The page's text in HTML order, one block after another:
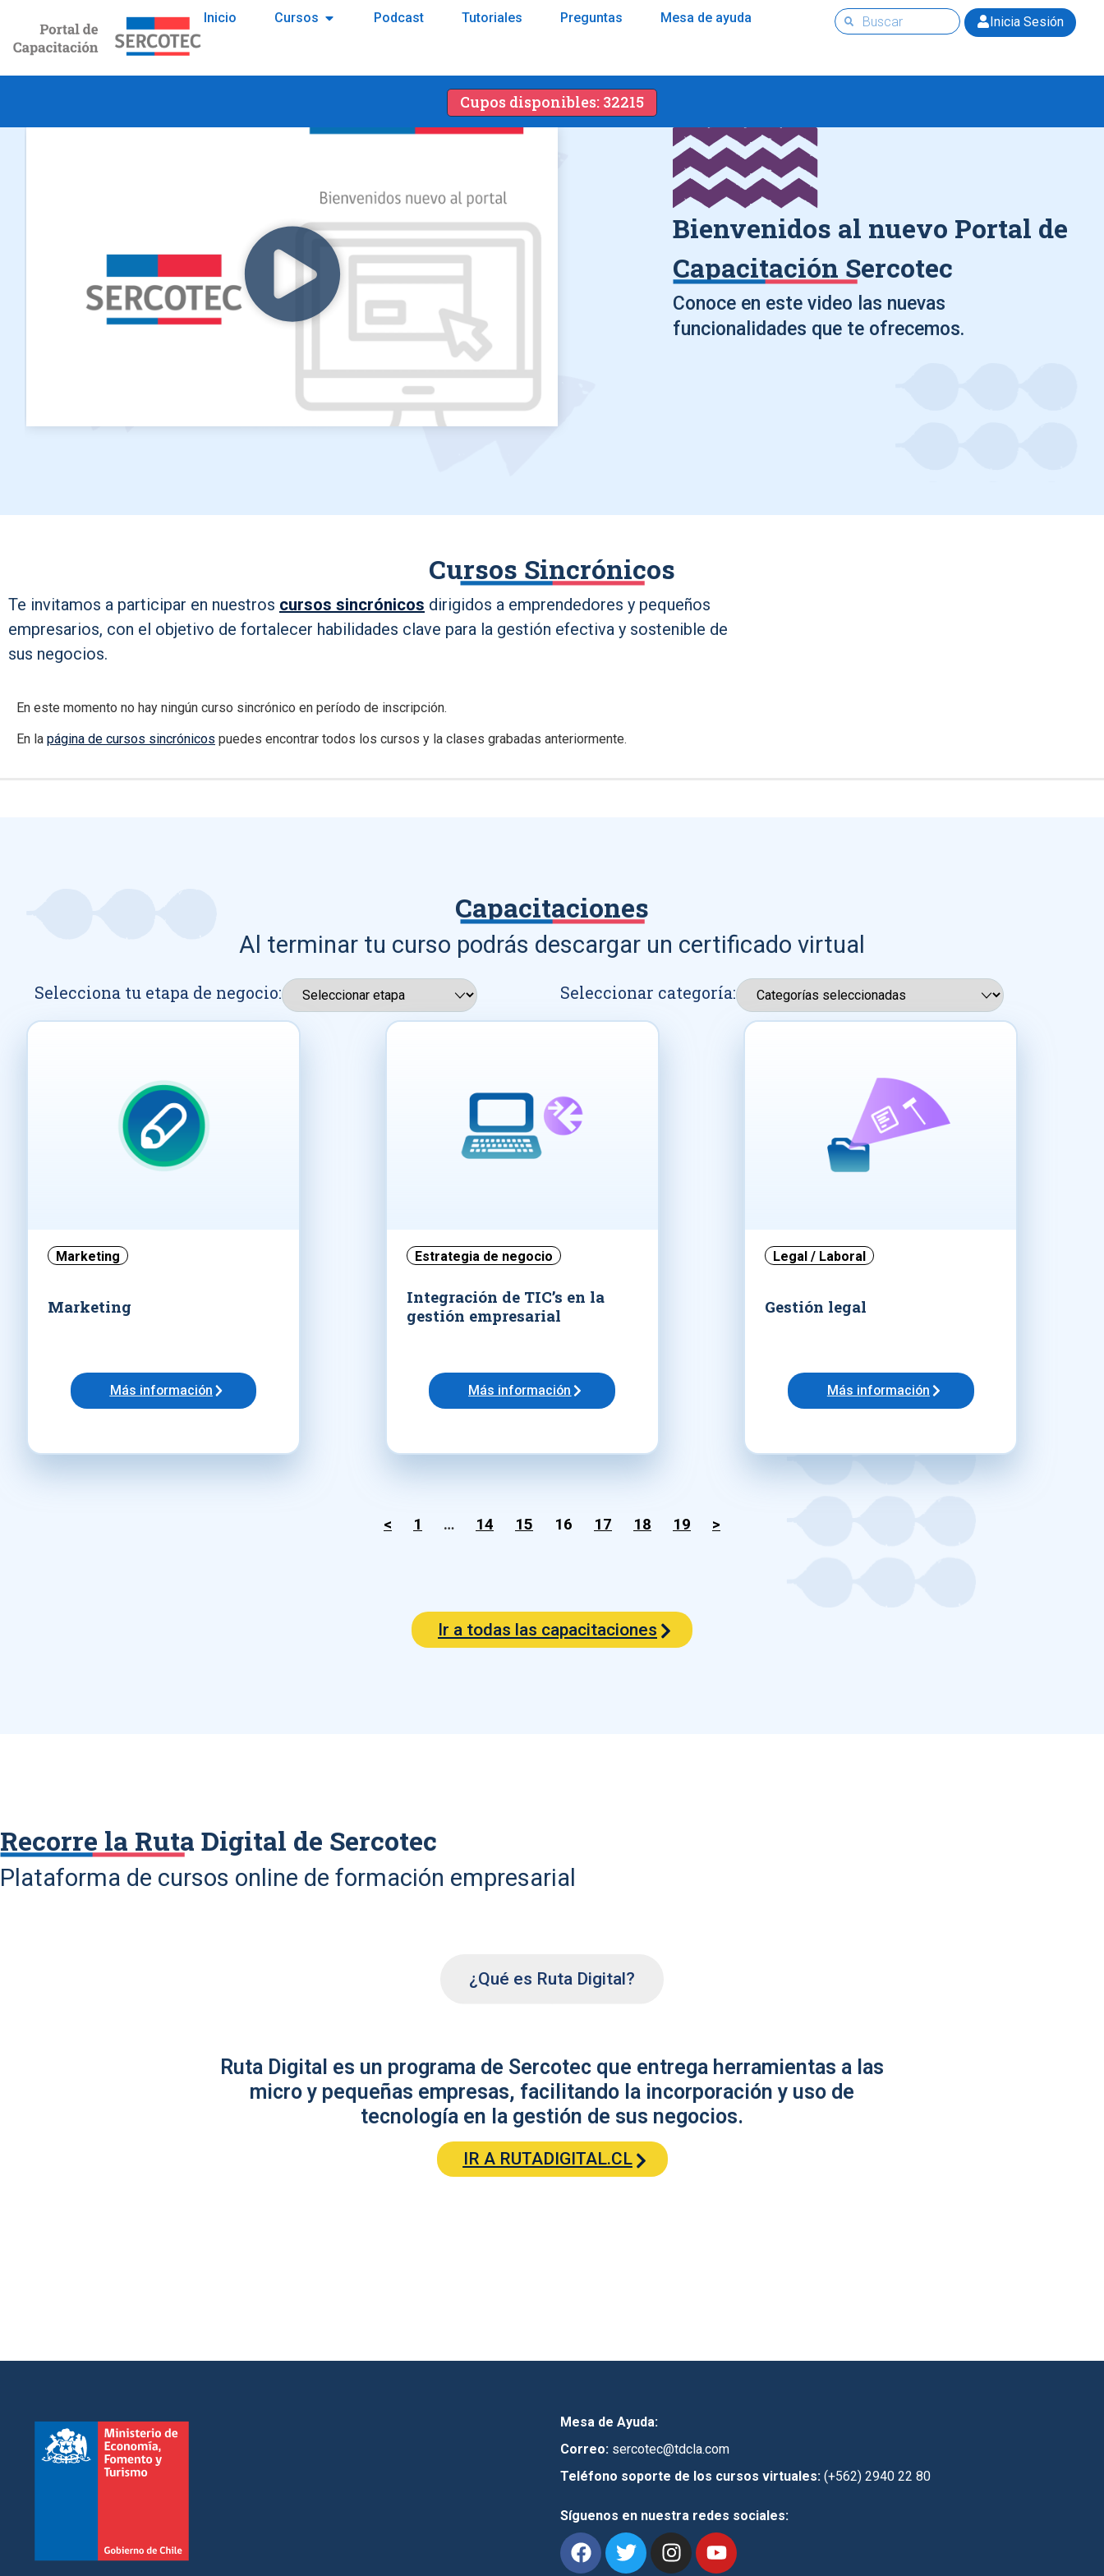
Inicio Cursos Podcast Tutoriales Preguntas Mesa de ayuda Inicia Sesión
Cupos disponibles: 32215
Bienvenidos al nuevo Portal de
Capacitación Sercotec
Conoce en este video las nuevas
funcionalidades que te ofrecemos.
Cursos Sincrónicos
Te invitamos a participar en nuestros cursos sincrónicos dirigidos a emprendedores y pequeños
empresarios, con el objetivo de fortalecer habilidades clave para la gestión efectiva y sostenible de
sus negocios.
En este momento no hay ningún curso sincrónico en período de inscripción.
En la página de cursos sincrónicos puedes encontrar todos los cursos y la clases grabadas anteriormente.
Capacitaciones
Al terminar tu curso podrás descargar un certificado virtual
Selecciona tu etapa de negocio: Seleccionar categoría:
Marketing
Marketing
Más información
Estrategia de negocio
Integración de TIC’s en la
gestión empresarial
Más información
Legal / Laboral
Gestión legal
Más información
< 1 … 14 15 16 17 18 19 >
Ir a todas las capacitaciones
Recorre la Ruta Digital de Sercotec
Plataforma de cursos online de formación empresarial
¿Qué es Ruta Digital?
Ruta Digital es un programa de Sercotec que entrega herramientas a las
micro y pequeñas empresas, facilitando la incorporación y uso de
tecnología en la gestión de sus negocios.
IR A RUTADIGITAL.CL
Mesa de Ayuda:
Correo: sercotec@tdcla.com
Teléfono soporte de los cursos virtuales: (+562) 2940 22 80
Síguenos en nuestra redes sociales: